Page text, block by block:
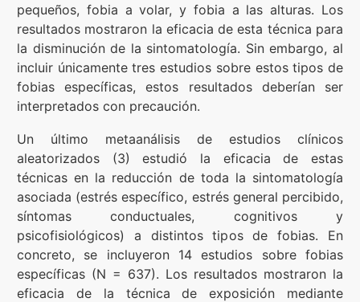
pequeños, fobia a volar, y fobia a las alturas. Los
resultados mostraron la eficacia de esta técnica para
la disminución de la sintomatología. Sin embargo, al
incluir únicamente tres estudios sobre estos tipos de
fobias específicas, estos resultados deberían ser
interpretados con precaución.
Un último metaanálisis de estudios clínicos
aleatorizados (3) estudió la eficacia de estas
técnicas en la reducción de toda la sintomatología
asociada (estrés específico, estrés general percibido,
síntomas conductuales, cognitivos y
psicofisiológicos) a distintos tipos de fobias. En
concreto, se incluyeron 14 estudios sobre fobias
específicas (N = 637). Los resultados mostraron la
eficacia de la técnica de exposición mediante